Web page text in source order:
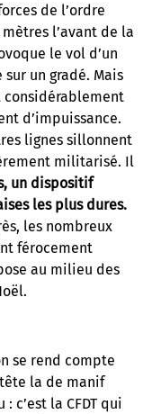
de l’ordre
l’avant de la
le vol d’un
un gradé. Mais
d’impuissance.
lignes sillonnent
militarisé. Il
un dispositif
les plus dures.
les nombreux
férocement
au milieu des
se rend compte
la de manif
c’est la CFDT qui